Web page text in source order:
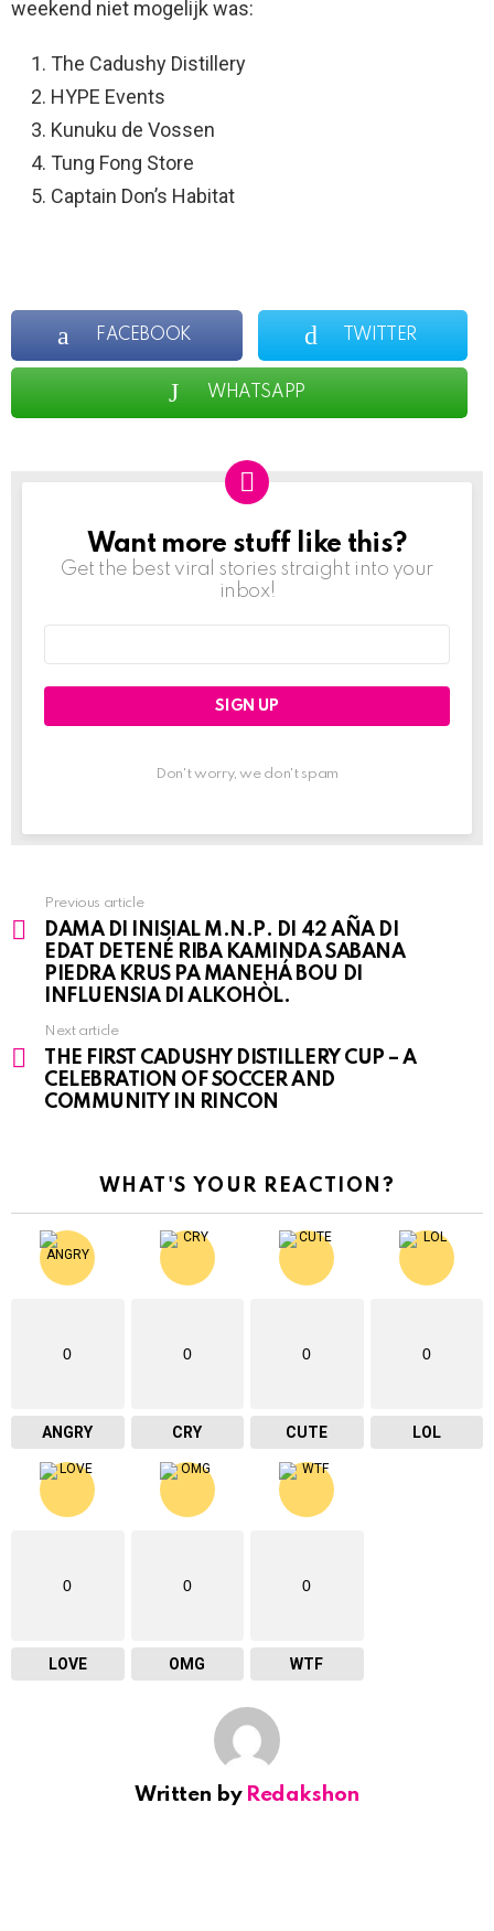
weekend niet mogelijk was:
The Cadushy Distillery
HYPE Events
Kunuku de Vossen
Tung Fong Store
Captain Don’s Habitat
FACEBOOK TWITTER
WHATSAPP
NEWSLETTER
Want more stuff like this?
Get the best viral stories straight into your
inbox!
Don't worry, we don't spam
See
more
Previous article
DAMA DI INISIAL M.N.P. DI 42 AÑA DI
EDAT DETENÉ RIBA KAMINDA SABANA
PIEDRA KRUS PA MANEHÁ BOU DI
INFLUENSIA DI ALKOHÒL.
Next article
THE FIRST CADUSHY DISTILLERY CUP – A
CELEBRATION OF SOCCER AND
COMMUNITY IN RINCON
WHAT'S YOUR REACTION?
0
ANGRY
0
CRY
0
CUTE
0
LOL
0
LOVE
0
OMG
0
WTF
Written by Redakshon